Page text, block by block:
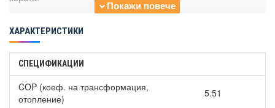
Въздухът може да се насочи директно към обитателите в
помещението или да се рее около тях. Ако присъствие на
хора не се улови, системата активира икономичен режим на
работа. Можете да настройвате посоката на въздушния поток
така че да климатизирате едновременно два етажа или две
различни части на една и съща стая.
ХАРАКТЕРИСТИКИ
СПЕЦИФИКАЦИИ
COP (коеф. на трансформация,
отопление)
5.51